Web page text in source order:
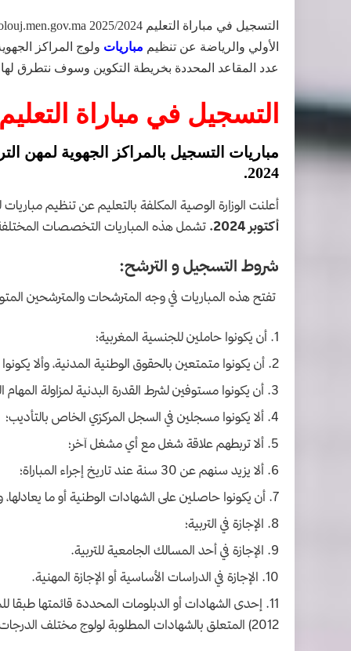
الأولي والرياضة عن تنظيم مباريات ولوج المراكز
عدد المقاعد المحددة بخريطة التكوين وسوف نتطرق
التسجيل في مباراة التعليم 2024 wolouj.men.gov.ma
مباريات التسجيل بالمراكز الجهوية لمهن
2024.
أعلنت الوزارة الوصية المكلفة بالتعليم عن تنظيم مباريات
أكتوبر 2024.
تشمل هذه المباريات التخصصات
شروط التسجيل و الترشح:
تفتح هذه المباريات في وجه المترشحات والمترشحين
أن يكونوا حاملين للجنسية المغربية؛
أن يكونوا متمتعين بالحقوق الوطنية المدنية، وألا
أن يكونوا مستوفين لشرط القدرة البدنية لمزاولة المهام
ألا يكونوا مسجلين في السجل المركزي الخاص بالتأديب؛
ألا تربطهم علاقة شغل مع أي مشغل آخر؛
ألا يزيد سنهم عن 30 سنة عند تاريخ إجراء المباراة؛
أن يكونوا حاصلين على الشهادات الوطنية أو ما
الإجازة في التربية؛
الإجازة في أحد المسالك الجامعية للتربية.
الإجازة في الدراسات الأساسية أو الإجازة المهنية.
2012) المتعلق بالشهادات المطلوبة لولوج مختلف الدرجات المحدثة بموجب الأنظمة الأساسية.